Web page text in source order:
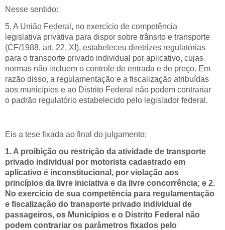
Nesse sentido:
5. A União Federal, no exercício de competência
legislativa privativa para dispor sobre trânsito e transporte
(CF/1988, art. 22, XI), estabeleceu diretrizes regulatórias
para o transporte privado individual por aplicativo, cujas
normas não incluem o controle de entrada e de preço. Em
razão disso, a regulamentação e a fiscalização atribuídas
aos municípios e ao Distrito Federal não podem contrariar
o padrão regulatório estabelecido pelo legislador federal.
Eis a tese fixada ao final do julgamento:
1. A proibição ou restrição da atividade de transporte
privado individual por motorista cadastrado em
aplicativo é inconstitucional, por violação aos
princípios da livre iniciativa e da livre concorrência; e 2.
No exercício de sua competência para regulamentação
e fiscalização do transporte privado individual de
passageiros, os Municípios e o Distrito Federal não
podem contrariar os parâmetros fixados pelo